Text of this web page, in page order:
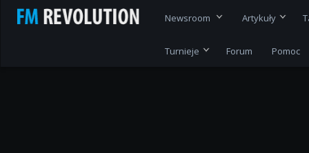
Newsroom Artykuły
Turnieje Forum Pomoc